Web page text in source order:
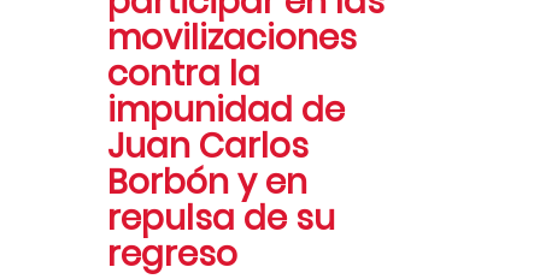
movilizaciones
contra la
impunidad de
Juan Carlos
Borbón y en
repulsa de su
regreso